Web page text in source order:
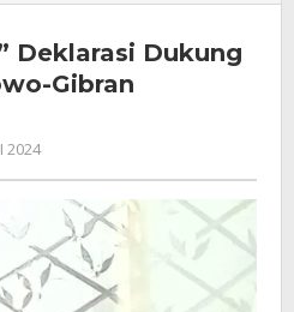
Deklarasi Dukung
Gibran
2024